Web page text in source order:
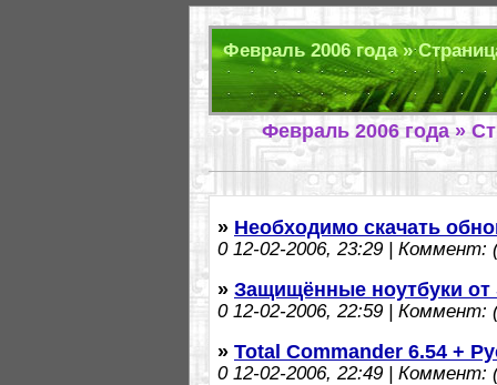
Февраль 2006 года »
Февраль 2006 года »
» Необходимо скачать
012-02-2006, 23:29 | Коммент:
» Защищённые ноутбуки от
012-02-2006, 22:59 | Коммент:
» Total Commander 6.54 +
012-02-2006, 22:49 | Коммент: